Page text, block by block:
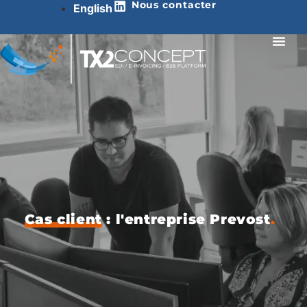
English Nous contacter
Cas client: l'entreprise Prevost.